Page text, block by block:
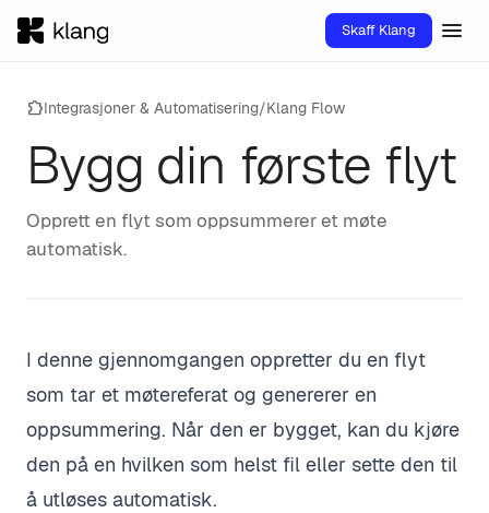
Skaff Klang menu
extensionIntegrasjoner & Automatisering/Klang Flow
Bygg din første flyt
Opprett en flyt som oppsummerer et møte
automatisk.
I denne gjennomgangen oppretter du en flyt
som tar et møtereferat og genererer en
oppsummering. Når den er bygget, kan du kjøre
den på en hvilken som helst fil eller sette den til
å utløses automatisk.